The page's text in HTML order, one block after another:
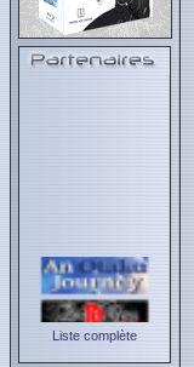
Liste complète